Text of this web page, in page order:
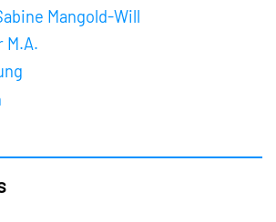
Mangold-Will
M.A.